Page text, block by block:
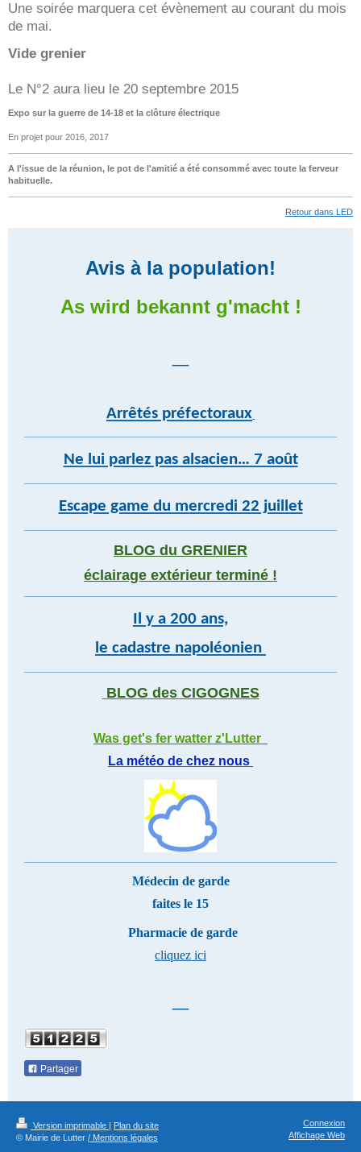
Une soirée marquera cet évènement au courant du mois
de mai.
Vide grenier
Le N°2 aura lieu le 20 septembre 2015
Expo sur la guerre de 14-18 et la clôture électrique
En projet pour 2016, 2017
A l'issue de la réunion, le pot de l'amitié a été consommé avec toute la ferveur
habituelle.
Retour dans LED
Avis à la population!
As wird bekannt g'macht !
Arrêtés préfectoraux
Ne lui parlez pas alsacien… 7 août
Escape game du mercredi 22 juillet
BLOG du GRENIER
éclairage extérieur terminé !
Il y a 200 ans,
le cadastre napoléonien
BLOG des CIGOGNES
Was get's fer watter z'Lutter
La météo de chez nous
Médecin de garde
faites le 15
Pharmacie de garde
cliquez ici
Partager
Version imprimable | Plan du site
© Mairie de Lutter / Mentions légales
Connexion
Affichage Web